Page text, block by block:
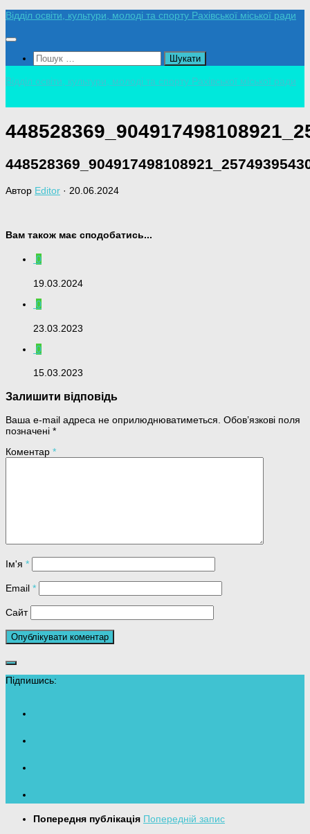
Skip
content
Відділ освіти, культури, молоді та спорту Рахівської міської ради
Пошук:
Відділ освіти, культури, молоді та спорту Рахівської міської ради
Автор Editor · 20.06.2024
Вам також має сподобатись...
0
19.03.2024
0
23.03.2023
0
15.03.2023
Залишити відповідь
Ваша e-mail адреса не оприлюднюватиметься. Обов’язкові поля
позначені *
Коментар *
Ім'я *
Email *
Сайт
Підпишись:
Попередня публікація Попередній запис